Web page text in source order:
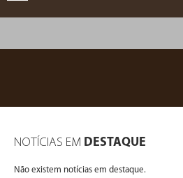
NOTÍCIAS EM DESTAQUE
Não existem notícias em destaque.